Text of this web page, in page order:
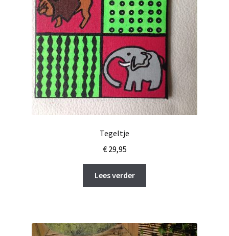
Tegeltje
€29,95
Lees verder